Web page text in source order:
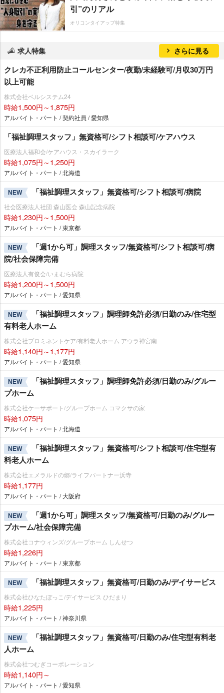
引”のリアル
オリコンタイアップ特集
求人特集 さらに見る
クレカ不正利用防止コールセンター/夜勤/未経験可/月収30万円
以上可能
株式会社ベルシステム24
時給1,500円～1,875円
アルバイト・パート / 契約社員 / 愛知県
「福祉調理スタッフ」無資格可/シフト相談可/ケアハウス
医療法人福和会/ケアハウス・スカイラーク
時給1,075円～1,250円
アルバイト・パート / 北海道
NEW 「福祉調理スタッフ」無資格可/シフト相談可/病院
社会医療法人社団 森山医会 森山記念病院
時給1,230円～1,500円
アルバイト・パート / 東京都
NEW
「週1から可」調理スタッフ/無資格可/シフト相談可/病
院/社会保障完備
医療法人有俊会/いまむら病院
時給1,200円～1,500円
アルバイト・パート / 愛知県
NEW
「福祉調理スタッフ」調理師免許必須/日勤のみ/住宅型
有料老人ホーム
株式会社プロミネントケア/有料老人ホーム アウラ神宮南
時給1,140円～1,177円
アルバイト・パート / 愛知県
NEW
「福祉調理スタッフ」調理師免許必須/日勤のみ/グルー
プホーム
株式会社ケーサポート/グループホーム コマクサの家
時給1,075円
アルバイト・パート / 北海道
NEW
「福祉調理スタッフ」無資格可/シフト相談可/住宅型有
料老人ホーム
株式会社エメラルドの郷/ライフパートナー浜寺
時給1,177円
アルバイト・パート / 大阪府
NEW
「週1から可」調理スタッフ/無資格可/日勤のみ/グルー
プホーム/社会保障完備
株式会社コナウィンズ/グループホーム しんせつ
時給1,226円
アルバイト・パート / 東京都
NEW 「福祉調理スタッフ」無資格可/日勤のみ/デイサービス
株式会社ひなたぼっこ/デイサービス ひだまり
時給1,225円
アルバイト・パート / 神奈川県
NEW
「福祉調理スタッフ」無資格可/日勤のみ/住宅型有料老
人ホーム
株式会社つむぎコーポレーション
時給1,140円～
アルバイト・パート / 愛知県